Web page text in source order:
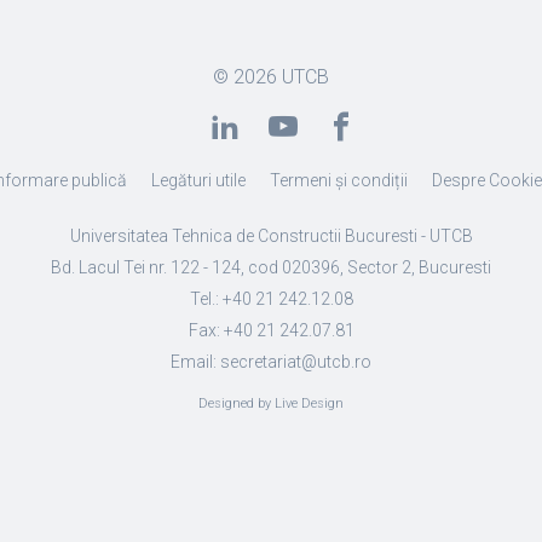
© 2026 UTCB
publică Legături utile Termeni și condiții Despre
Universitatea Tehnica de Constructii Bucuresti - UTCB
Bd. Lacul Tei nr. 122 - 124, cod 020396, Sector 2, Bucuresti
Tel.: +40 21 242.12.08
Fax: +40 21 242.07.81
Email: secretariat@utcb.ro
Designed by Live Design